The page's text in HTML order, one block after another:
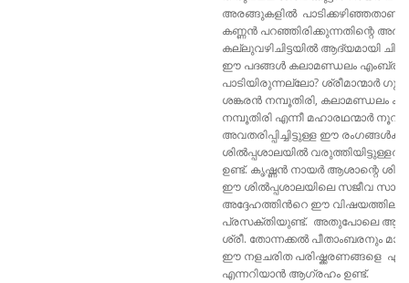
അരങ്ങുകളിൽ പാടിക്കഴിഞ്ഞതാണ്.
കണ്ണൻ പറഞ്ഞിരിക്കുന്നതിന്റെ
കല്ലുവഴിചിട്ടയിൽ ആദ്യമായി
ഈ പദങ്ങൾ കലാമണ്ഡലം
പാടിയിരുന്നല്ലോ? ശ്രീമാന്മാർ
ശങ്കരൻ നമ്പൂതിരി, കലാമണ്ഡലം
നമ്പൂതിരി എന്നീ മഹാരഥന്മാർ
അവതരിപ്പിച്ചിട്ടുള്ള ഈ
ശിൽപ്പശാലയിൽ
ഉണ്ട്. കൃഷ്ണൻ നായർ ആശാന്റെ
ഈ ശിൽപ്പശാലയിലെ സജീവ
അദ്ദേഹത്തിൻറെ ഈ
പ്രസക്തിയുണ്ട്. അതുപോലെ
ശ്രീ. തോന്നക്കൽ പീതാംബരനും
ഈ നളചരിത പരിഷ്ക്കരണങ്ങളെ
എന്നറിയാൻ ആഗ്രഹം ഉണ്ട്.